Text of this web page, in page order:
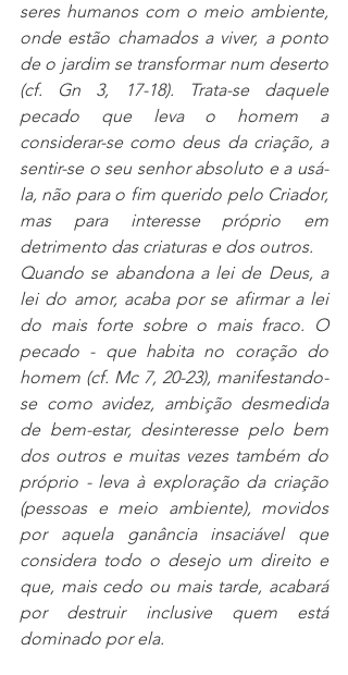
seres humanos com o meio ambiente,
onde estão chamados a viver, a ponto
de o jardim se transformar num deserto
(cf. Gn 3, 17-18). Trata-se daquele
pecado que leva o homem a
considerar-se como deus da criação, a
sentir-se o seu senhor absoluto e a usá-
la, não para o fim querido pelo Criador,
mas para interesse próprio em
detrimento das criaturas e dos outros.
Quando se abandona a lei de Deus, a
lei do amor, acaba por se afirmar a lei
do mais forte sobre o mais fraco. O
pecado - que habita no coração do
homem (cf. Mc 7, 20-23), manifestando-
se como avidez, ambição desmedida
de bem-estar, desinteresse pelo bem
dos outros e muitas vezes também do
próprio - leva à exploração da criação
(pessoas e meio ambiente), movidos
por aquela ganância insaciável que
considera todo o desejo um direito e
que, mais cedo ou mais tarde, acabará
por destruir inclusive quem está
dominado por ela.